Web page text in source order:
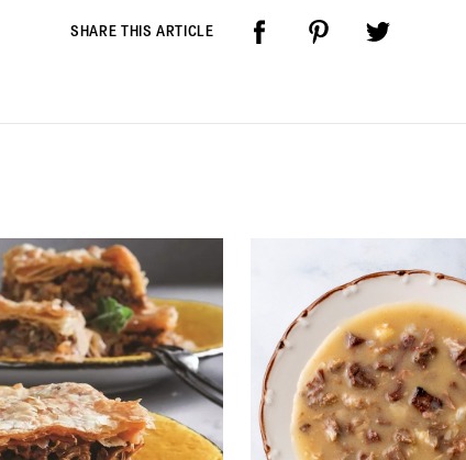
SHARE THIS ARTICLE